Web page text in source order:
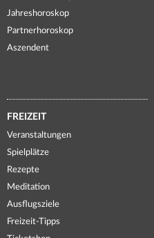
Jahreshoroskop
Partnerhoroskop
Aszendent
FREIZEIT
Veranstaltungen
Spielplätze
Rezepte
Meditation
Ausflugsziele
Freizeit-Tipps